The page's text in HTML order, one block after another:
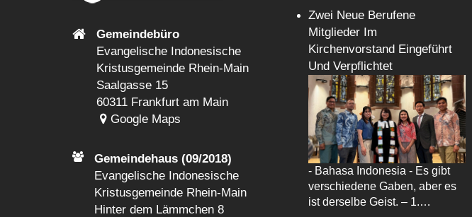
Gemeindebüro
Evangelische Indonesische
Kristusgemeinde Rhein-Main
Saalgasse 15
60311 Frankfurt am Main
Google Maps
Gemeindehaus (09/2018)
Evangelische Indonesische
Kristusgemeinde Rhein-Main
Hinter dem Lämmchen 8
Zwei Neue Berufene
Mitglieder Im
Kirchenvorstand Eingeführt
Und Verpflichtet
- Bahasa Indonesia - Es gibt
verschiedene Gaben, aber es
ist derselbe Geist. – 1.…